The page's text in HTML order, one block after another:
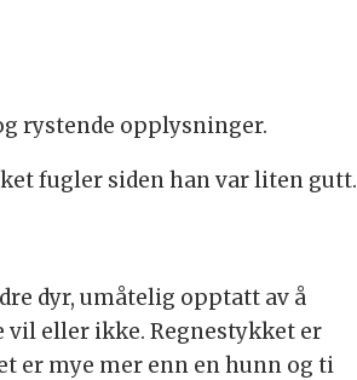
rystende opplysninger.
fugler siden han var liten gutt.
dyr, umåtelig opptatt av å
vil eller ikke. Regnestykket er
er mye mer enn en hunn og ti